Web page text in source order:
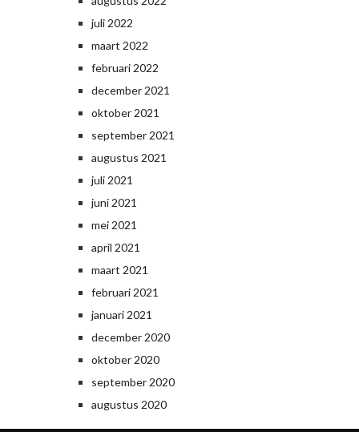
juli 2022
maart 2022
februari 2022
december 2021
oktober 2021
september 2021
augustus 2021
juli 2021
juni 2021
mei 2021
april 2021
maart 2021
februari 2021
januari 2021
december 2020
oktober 2020
september 2020
augustus 2020